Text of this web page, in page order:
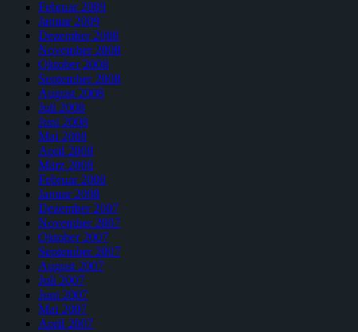
Februar 2009
Januar 2009
Dezember 2008
November 2008
Oktober 2008
September 2008
August 2008
Juli 2008
Juni 2008
Mai 2008
April 2008
März 2008
Februar 2008
Januar 2008
Dezember 2007
November 2007
Oktober 2007
September 2007
August 2007
Juli 2007
Juni 2007
Mai 2007
April 2007